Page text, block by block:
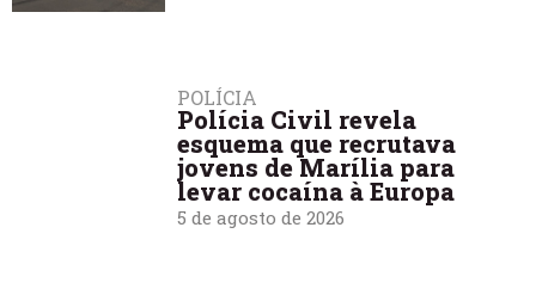
POLÍCIA
Polícia Civil revela
esquema que recrutava
jovens de Marília para
levar cocaína à Europa
5 de agosto de 2026